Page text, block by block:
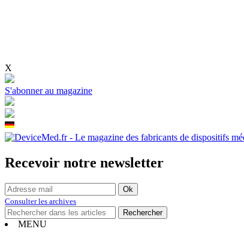
X
S'abonner au magazine
Recevoir notre newsletter
Consulter les archives
MENU